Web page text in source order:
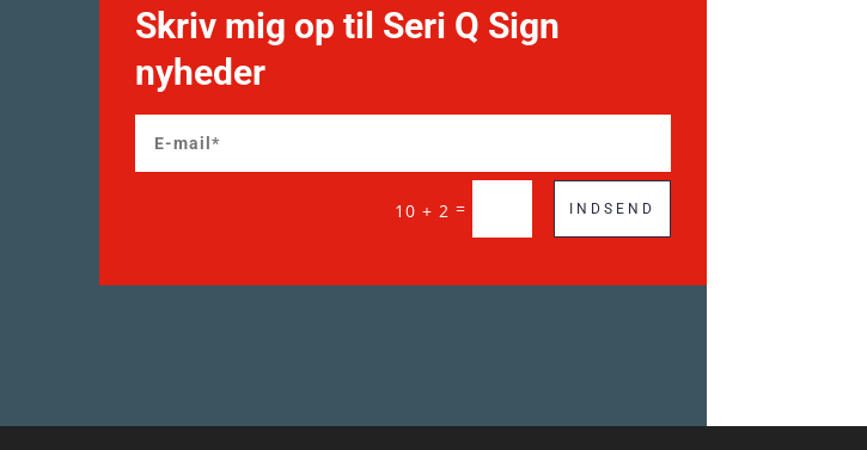
Skriv mig op til Seri Q Sign
nyheder
10 + 2 = INDSEND